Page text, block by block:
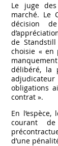
Le juge
marché. Le
décision
de
choisie « en
délibéré, la
obligations
contrat ».
En
courant
d’une